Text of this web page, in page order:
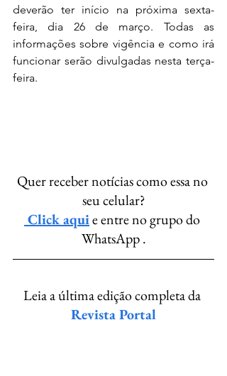
deverão ter início na próxima sexta-
feira, dia 26 de março. Todas as
informações sobre vigência e como irá
funcionar serão divulgadas nesta terça-
feira.
Quer receber notícias como essa no
seu celular?
Click aqui e entre no grupo do
WhatsApp .
Leia a última edição completa da
Revista Portal